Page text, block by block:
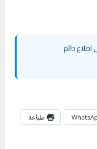
اطلاع دائم
طباعة